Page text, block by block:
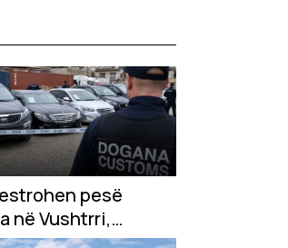
pesë
në Vushtrri,
dokumente të